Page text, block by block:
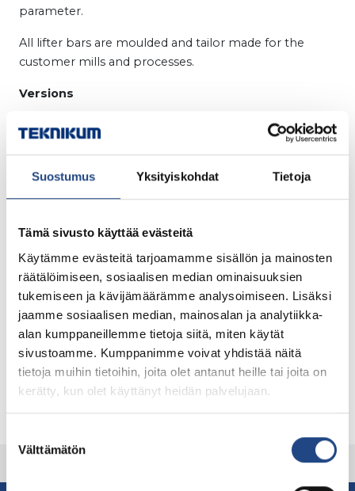
Suostumus Yksityiskohdat Tietoja
Tämä sivusto käyttää evästeitä
Käytämme evästeitä tarjoamamme sisällön ja mainosten
räätälöimiseen, sosiaalisen median ominaisuuksien
tukemiseen ja kävijämäärämme analysoimiseen. Lisäksi
jaamme sosiaalisen median, mainosalan ja analytiikka-
alan kumppaneillemme tietoja siitä, miten käytät
sivustoamme. Kumppanimme voivat yhdistää näitä
tietoja muihin tietoihin, joita olet antanut heille tai joita on
kerätty, kun olet käyttänyt heidän palvelujaan.
valinta
Välttämätön
parameter.
All lifter bars are moulded and tailor made for the
customer mills and processes.
Versions
Different sizes from width 100 –
to 250. For mill heads or shell.
V – with chamferDifferent sizes from width 100
W – with chamfer on bothDifferent sizes from
Size V210x275.
Advantages
Excellent wear resistance
Easy installation
Light weight
Reduces noise level
Download datasheet
Other documents